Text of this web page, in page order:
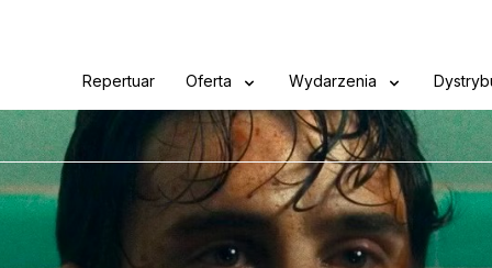
Repertuar Oferta Wydarzenia